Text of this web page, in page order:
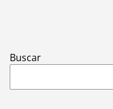
Buscar